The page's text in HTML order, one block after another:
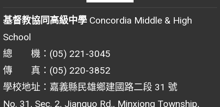
基督教協同高級中學 Concordia Middle & High
School
總 機：(05) 221-3045
傳 真：(05) 220-3852
學校地址：嘉義縣民雄鄉建國路二段 31 號
No. 31, Sec. 2, Jianguo Rd., Minxiong Township,